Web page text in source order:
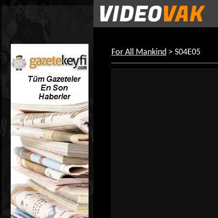
For All Mankind > S04E05